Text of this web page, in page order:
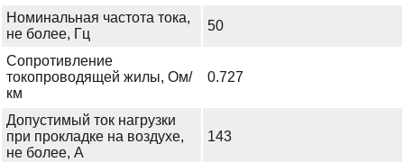
Номинальная частота тока,
не более, Гц
50
Сопротивление
токопроводящей жилы, Ом/
км
0.727
Допустимый ток нагрузки
при прокладке на воздухе,
не более, А
143